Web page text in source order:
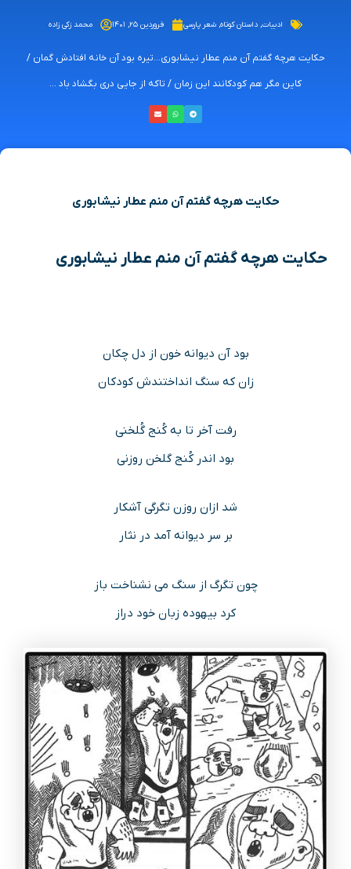
ادبیات, داستان کوتاه, شعر پارسی فروردین ۲۵, ۱۴۰۱ محمد زکی زاده
حکایت هرچه گفتم آن منم عطار نیشابوری...تیره بود آن خانه افتادش گمان /
کاین مگر هم کودکانند این زمان / تاکه از جایی دری بگشاد باد ...
حکایت هرچه گفتم آن منم عطار نیشابوری
حکایت هرچه گفتم آن منم عطار نیشابوری
بود آن دیوانه خون از دل چکان
زان که سنگ انداختندش کودکان
رفت آخر تا به کُنج گُلخنی
بود اندر کُنج گلخن روزنی
شد ازان روزن تگرگی آشکار
بر سر دیوانه آمد در نثار
چون تگرگ از سنگ می نشناخت باز
کرد بیهوده زبان خود دراز